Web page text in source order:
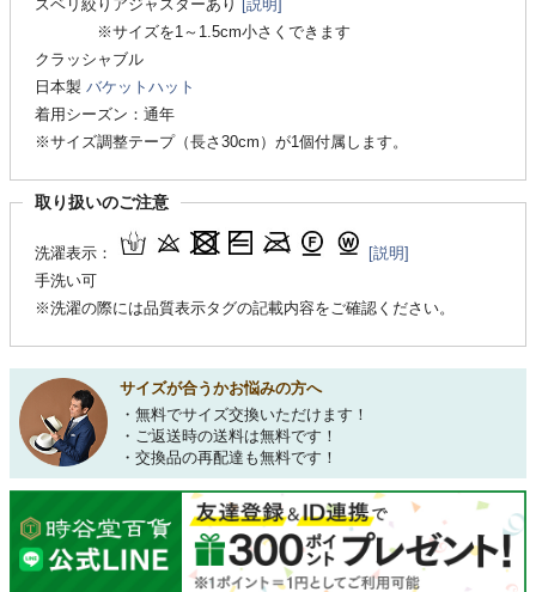
スベリ絞りアジャスターあり
[説明]
※サイズを1～1.5cm小さくできます
クラッシャブル
日本製 バケットハット
着用シーズン：通年
※サイズ調整テープ（長さ30cm）が1個付属します。
取り扱いのご注意
洗濯表示：
[説明]
手洗い可
※洗濯の際には品質表示タグの記載内容をご確認ください。
サイズが合うかお悩みの方へ
・無料でサイズ交換いただけます！
・ご返送時の送料は無料です！
・交換品の再配達も無料です！